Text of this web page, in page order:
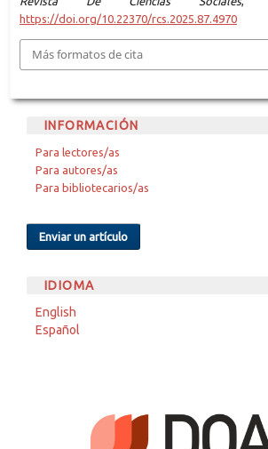
https://doi.org/10.22370/rcs.2025.87.4970
Más formatos de cita
INFORMACIÓN
Para lectores/as
Para autores/as
Para bibliotecarios/as
Enviar un artículo
IDIOMA
English
Español